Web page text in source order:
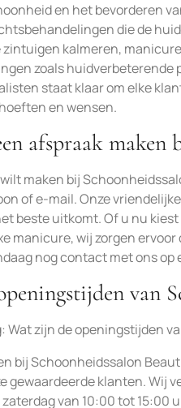
en het bevorderen
die de
kalmeren,
zoals
staat klaar om elke
en wensen.
afspraak maken
maken bij
of e-mail. Onze
beste uitkomt. Of u nu
manicure, wij zorgen
nog contact met ons
van
Wat zijn de openingstijden
bij Schoonheidssalon
gewaardeerde klanten. Wij
van 10:00 tot 15:00